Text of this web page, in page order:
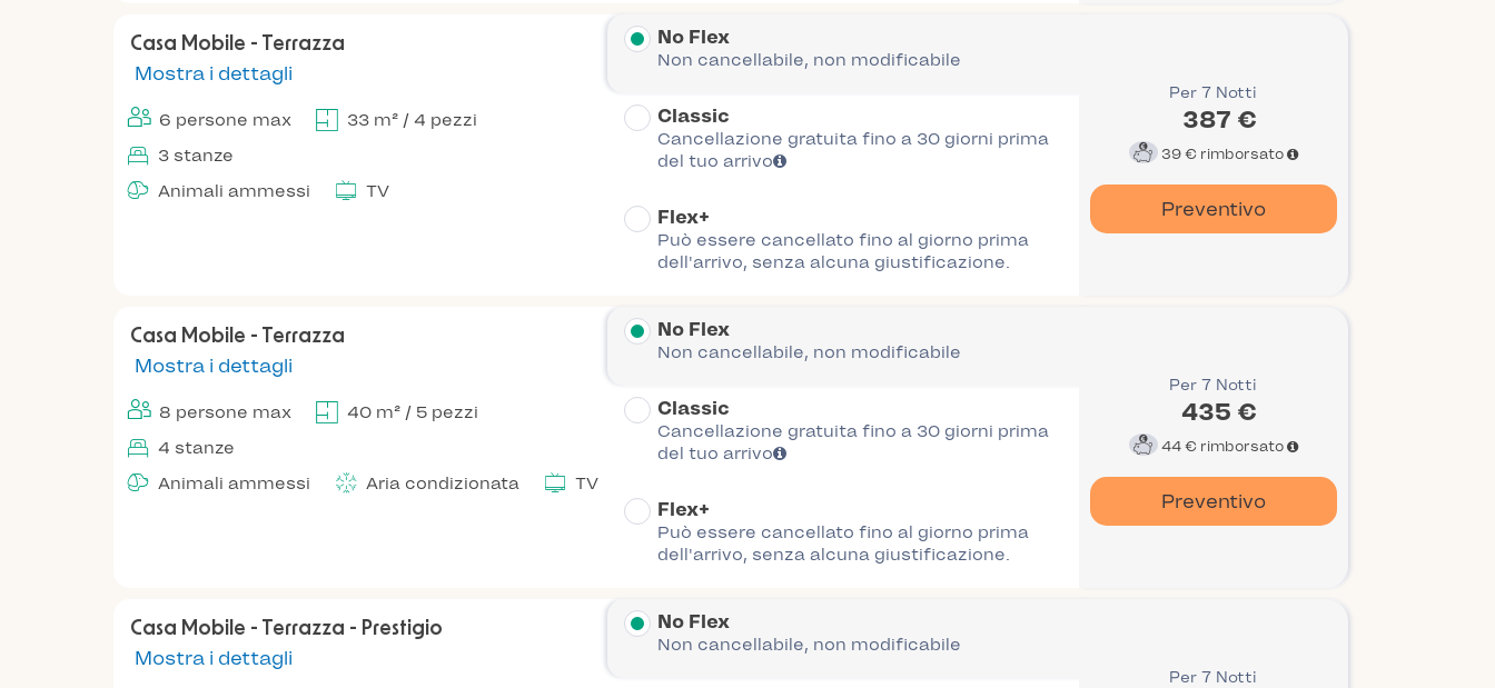
Casa Mobile - Terrazza
Mostra i dettagli
6 persone max
33 m² / 4 pezzi
3 stanze
Animali ammessi
TV
No Flex
Non cancellabile, non modificabile
Classic
Cancellazione gratuita fino a 30 giorni prima
del tuo arrivo
Flex+
Può essere cancellato fino al giorno prima
dell'arrivo, senza alcuna giustificazione.
Per 7 Notti
387 €
39 € rimborsato
Preventivo
Casa Mobile - Terrazza
Mostra i dettagli
8 persone max
40 m² / 5 pezzi
4 stanze
Animali ammessi
Aria condizionata TV
No Flex
Non cancellabile, non modificabile
Classic
Cancellazione gratuita fino a 30 giorni prima
del tuo arrivo
Flex+
Può essere cancellato fino al giorno prima
dell'arrivo, senza alcuna giustificazione.
Per 7 Notti
435 €
44 € rimborsato
Preventivo
Casa Mobile - Terrazza - Prestigio
Mostra i dettagli
No Flex
Non cancellabile, non modificabile
Per 7 Notti